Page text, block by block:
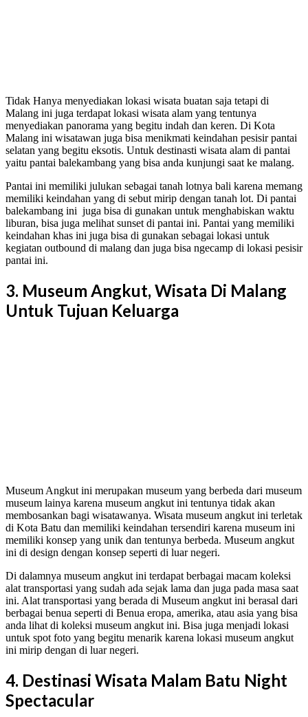
Tidak Hanya menyediakan lokasi wisata buatan saja tetapi di
Malang ini juga terdapat lokasi wisata alam yang tentunya
menyediakan panorama yang begitu indah dan keren. Di Kota
Malang ini wisatawan juga bisa menikmati keindahan pesisir pantai
selatan yang begitu eksotis. Untuk destinasti wisata alam di pantai
yaitu pantai balekambang yang bisa anda kunjungi saat ke malang.
Pantai ini memiliki julukan sebagai tanah lotnya bali karena memang
memiliki keindahan yang di sebut mirip dengan tanah lot. Di pantai
balekambang ini juga bisa di gunakan untuk menghabiskan waktu
liburan, bisa juga melihat sunset di pantai ini. Pantai yang memiliki
keindahan khas ini juga bisa di gunakan sebagai lokasi untuk
kegiatan outbound di malang dan juga bisa ngecamp di lokasi pesisir
pantai ini.
3. Museum Angkut, Wisata Di Malang
Untuk Tujuan Keluarga
Museum Angkut ini merupakan museum yang berbeda dari museum
museum lainya karena museum angkut ini tentunya tidak akan
membosankan bagi wisatawanya. Wisata museum angkut ini terletak
di Kota Batu dan memiliki keindahan tersendiri karena museum ini
memiliki konsep yang unik dan tentunya berbeda. Museum angkut
ini di design dengan konsep seperti di luar negeri.
Di dalamnya museum angkut ini terdapat berbagai macam koleksi
alat transportasi yang sudah ada sejak lama dan juga pada masa saat
ini. Alat transportasi yang berada di Museum angkut ini berasal dari
berbagai benua seperti di Benua eropa, amerika, atau asia yang bisa
anda lihat di koleksi museum angkut ini. Bisa juga menjadi lokasi
untuk spot foto yang begitu menarik karena lokasi museum angkut
ini mirip dengan di luar negeri.
4. Destinasi Wisata Malam Batu Night
Spectacular